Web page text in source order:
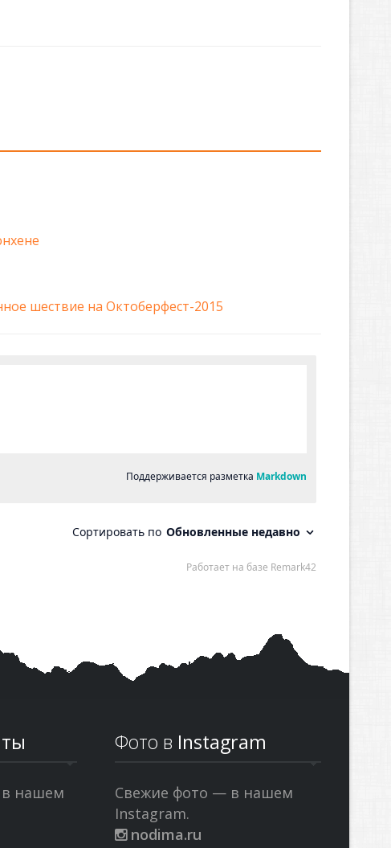
шествие на Октоберфест-2015
нашем
Фото в Instagram
Свежие фото — в нашем
Instagram.
nodima.ru